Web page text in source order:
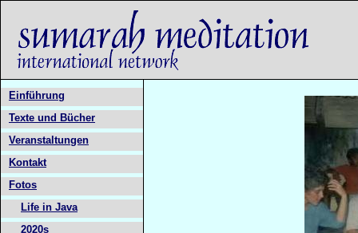
Einführung
Texte und Bücher
Veranstaltungen
Kontakt
Fotos
Life in Java
2020s